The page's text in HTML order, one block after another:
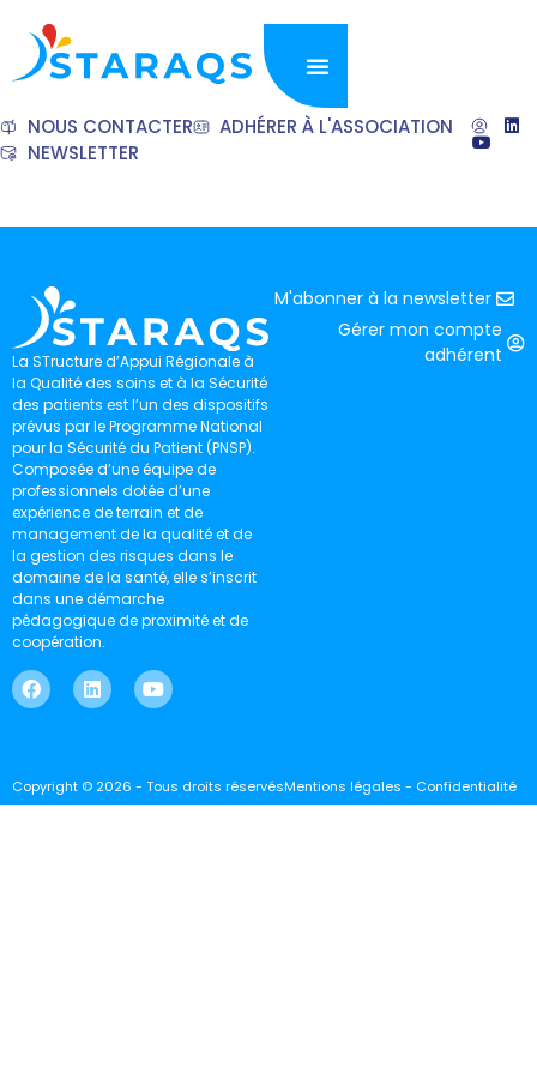
NOUS CONTACTER
ADHÉRER À L'ASSOCIATION
NEWSLETTER
La STructure d’Appui Régionale à
la Qualité des soins et à la Sécurité
des patients est l’un des dispositifs
prévus par le Programme National
pour la Sécurité du Patient (PNSP).
Composée d’une équipe de
professionnels dotée d’une
expérience de terrain et de
management de la qualité et de
la gestion des risques dans le
domaine de la santé, elle s’inscrit
dans une démarche
pédagogique de proximité et de
coopération.
M'abonner à la newsletter
Gérer mon compte
adhérent
Copyright © 2026 - Tous droits réservésMentions légales - Confidentialité